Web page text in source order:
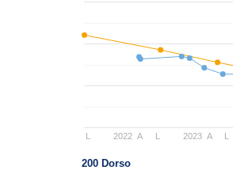
2022 2023
A A
200 Dorso